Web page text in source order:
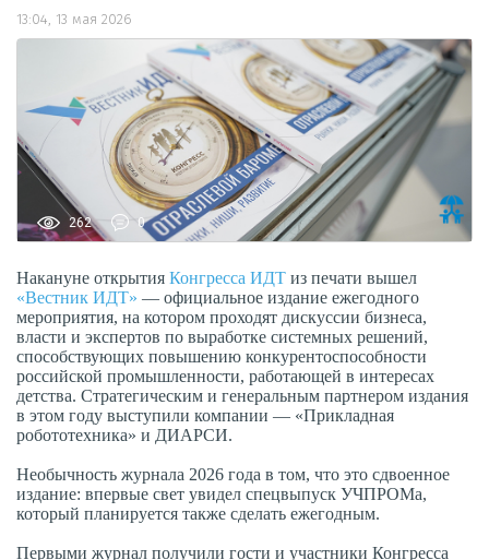
13:04, 13 мая 2026
262 0
Накануне открытия Конгресса ИДТ из печати вышел
«Вестник ИДТ» — официальное издание ежегодного
мероприятия, на котором проходят дискуссии бизнеса,
власти и экспертов по выработке системных решений,
способствующих повышению конкурентоспособности
российской промышленности, работающей в интересах
детства. Стратегическим и генеральным партнером издания
в этом году выступили компании — «Прикладная
робототехника» и ДИАРСИ.
Необычность журнала 2026 года в том, что это сдвоенное
издание: впервые свет увидел спецвыпуск УЧПРОМа,
который планируется также сделать ежегодным.
Первыми журнал получили гости и участники Конгресса